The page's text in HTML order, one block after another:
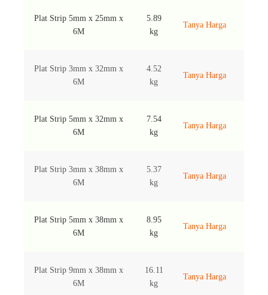
Plat Strip 5mm x 25mm x
6M
5.89
kg
Tanya Harga
Plat Strip 3mm x 32mm x
6M
4.52
kg
Tanya Harga
Plat Strip 5mm x 32mm x
6M
7.54
kg
Tanya Harga
Plat Strip 3mm x 38mm x
6M
5.37
kg
Tanya Harga
Plat Strip 5mm x 38mm x
6M
8.95
kg
Tanya Harga
Plat Strip 9mm x 38mm x
6M
16.11
kg
Tanya Harga